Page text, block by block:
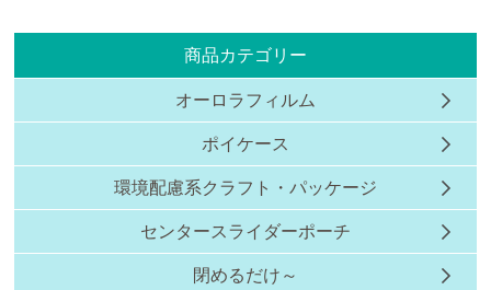
商品カテゴリー
オーロラフィルム
ポイケース
環境配慮系クラフト・パッケージ
センタースライダーポーチ
閉めるだけ～